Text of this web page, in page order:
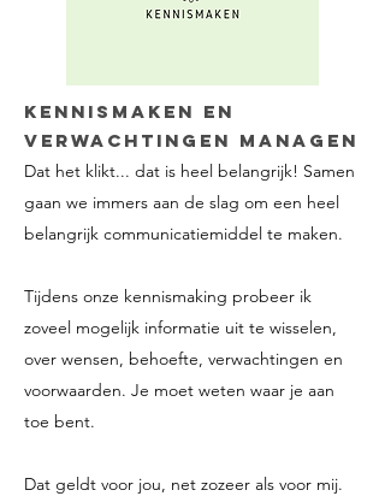
Kennismaken en
verwachtingen managen
Dat het klikt... dat is heel belangrijk! Samen
gaan we immers aan de slag om een heel
belangrijk communicatiemiddel te maken.
Tijdens onze kennismaking probeer ik
zoveel mogelijk informatie uit te wisselen,
over wensen, behoefte, verwachtingen en
voorwaarden. Je moet weten waar je aan
toe bent.
Dat geldt voor jou, net zozeer als voor mij.